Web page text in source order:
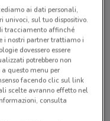
ai dati personali,
univoci, sul tuo dispositivo.
tracciamento affinché
i nostri partner trattiamo i
dovessero essere
potrebbero non
questo menu per
facendo clic sul link
scelte avranno effetto nel
consulta